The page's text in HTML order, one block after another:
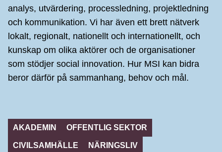
analys, utvärdering, processledning, projektledning
och kommunikation. Vi har även ett brett nätverk
lokalt, regionalt, nationellt och internationellt, och
kunskap om olika aktörer och de organisationer
som stödjer social innovation. Hur MSI kan bidra
beror därför på sammanhang, behov och mål.
Navigera på sidan
AKADEMIN OFFENTLIG SEKTOR
CIVILSAMHÄLLE NÄRINGSLIV